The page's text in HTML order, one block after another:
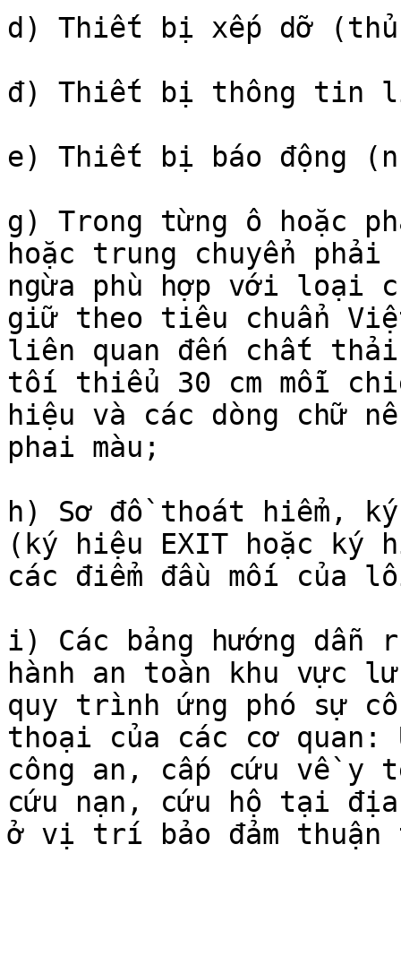
d) Thiết bị xếp dỡ
đ) Thiết bị thông tin
e) Thiết bị báo động
g) Trong từng ô hoặc
hoặc trung chuyển phải
ngừa phù hợp với loại
giữ theo tiêu chuẩn
liên quan đến chất
tối thiểu 30 cm mỗi
hiệu và các dòng chữ
phai màu;
h) Sơ đồ thoát hiểm,
(ký hiệu EXIT hoặc
các điểm đầu mối của
i) Các bảng hướng
hành an toàn khu vực
quy trình ứng phó sự
thoại của các cơ quan:
công an, cấp cứu về y
cứu nạn, cứu hộ tại